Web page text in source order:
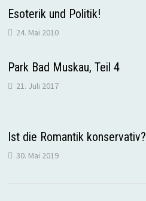
Esoterik und Politik!
24. Mai 2010
Park Bad Muskau, Teil 4
21. Juli 2017
Ist die Romantik konservativ?
30. Mai 2019